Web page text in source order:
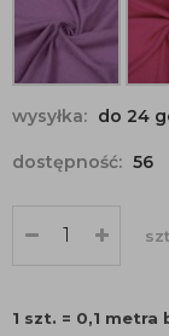
wysyłka: do 24
dostępność: 56
1 szt. = 0,1 metra